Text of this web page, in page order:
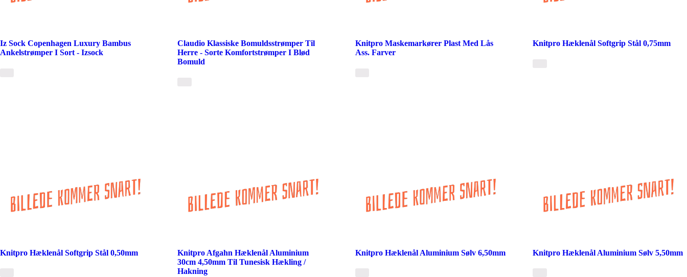
Iz Sock Copenhagen Luxury Bambus
Ankelstrømper I Sort - Izsock
Claudio Klassiske Bomuldsstrømper Til
Herre - Sorte Komfortstrømper I Blød
Bomuld
Knitpro Maskemarkører Plast Med Lås
Ass. Farver
Knitpro Hæklenål Softgrip Stål 0,75mm
Knitpro Hæklenål Softgrip Stål 0,50mm
Knitpro Afgahn Hæklenål Aluminium
30cm 4,50mm Til Tunesisk Hækling /
Hakning
Knitpro Hæklenål Aluminium Sølv 6,50mm Knitpro Hæklenål Aluminium Sølv 5,50mm